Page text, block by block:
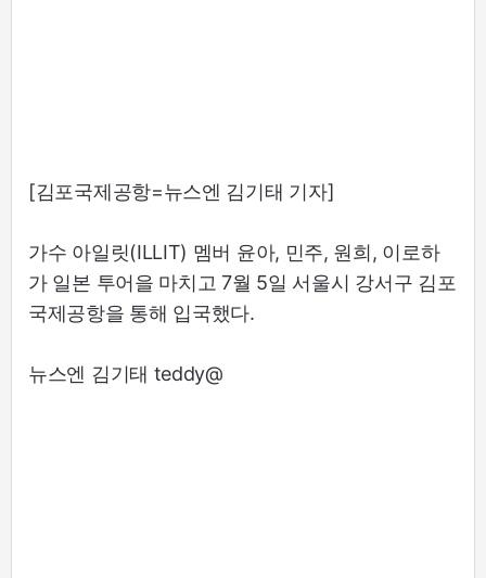
[김포국제공항=뉴스엔 김기태 기자]
가수 아일릿(ILLIT) 멤버 윤아, 민주, 원희, 이로하
가 일본 투어을 마치고 7월 5일 서울시 강서구 김포
국제공항을 통해 입국했다.
뉴스엔 김기태 teddy@